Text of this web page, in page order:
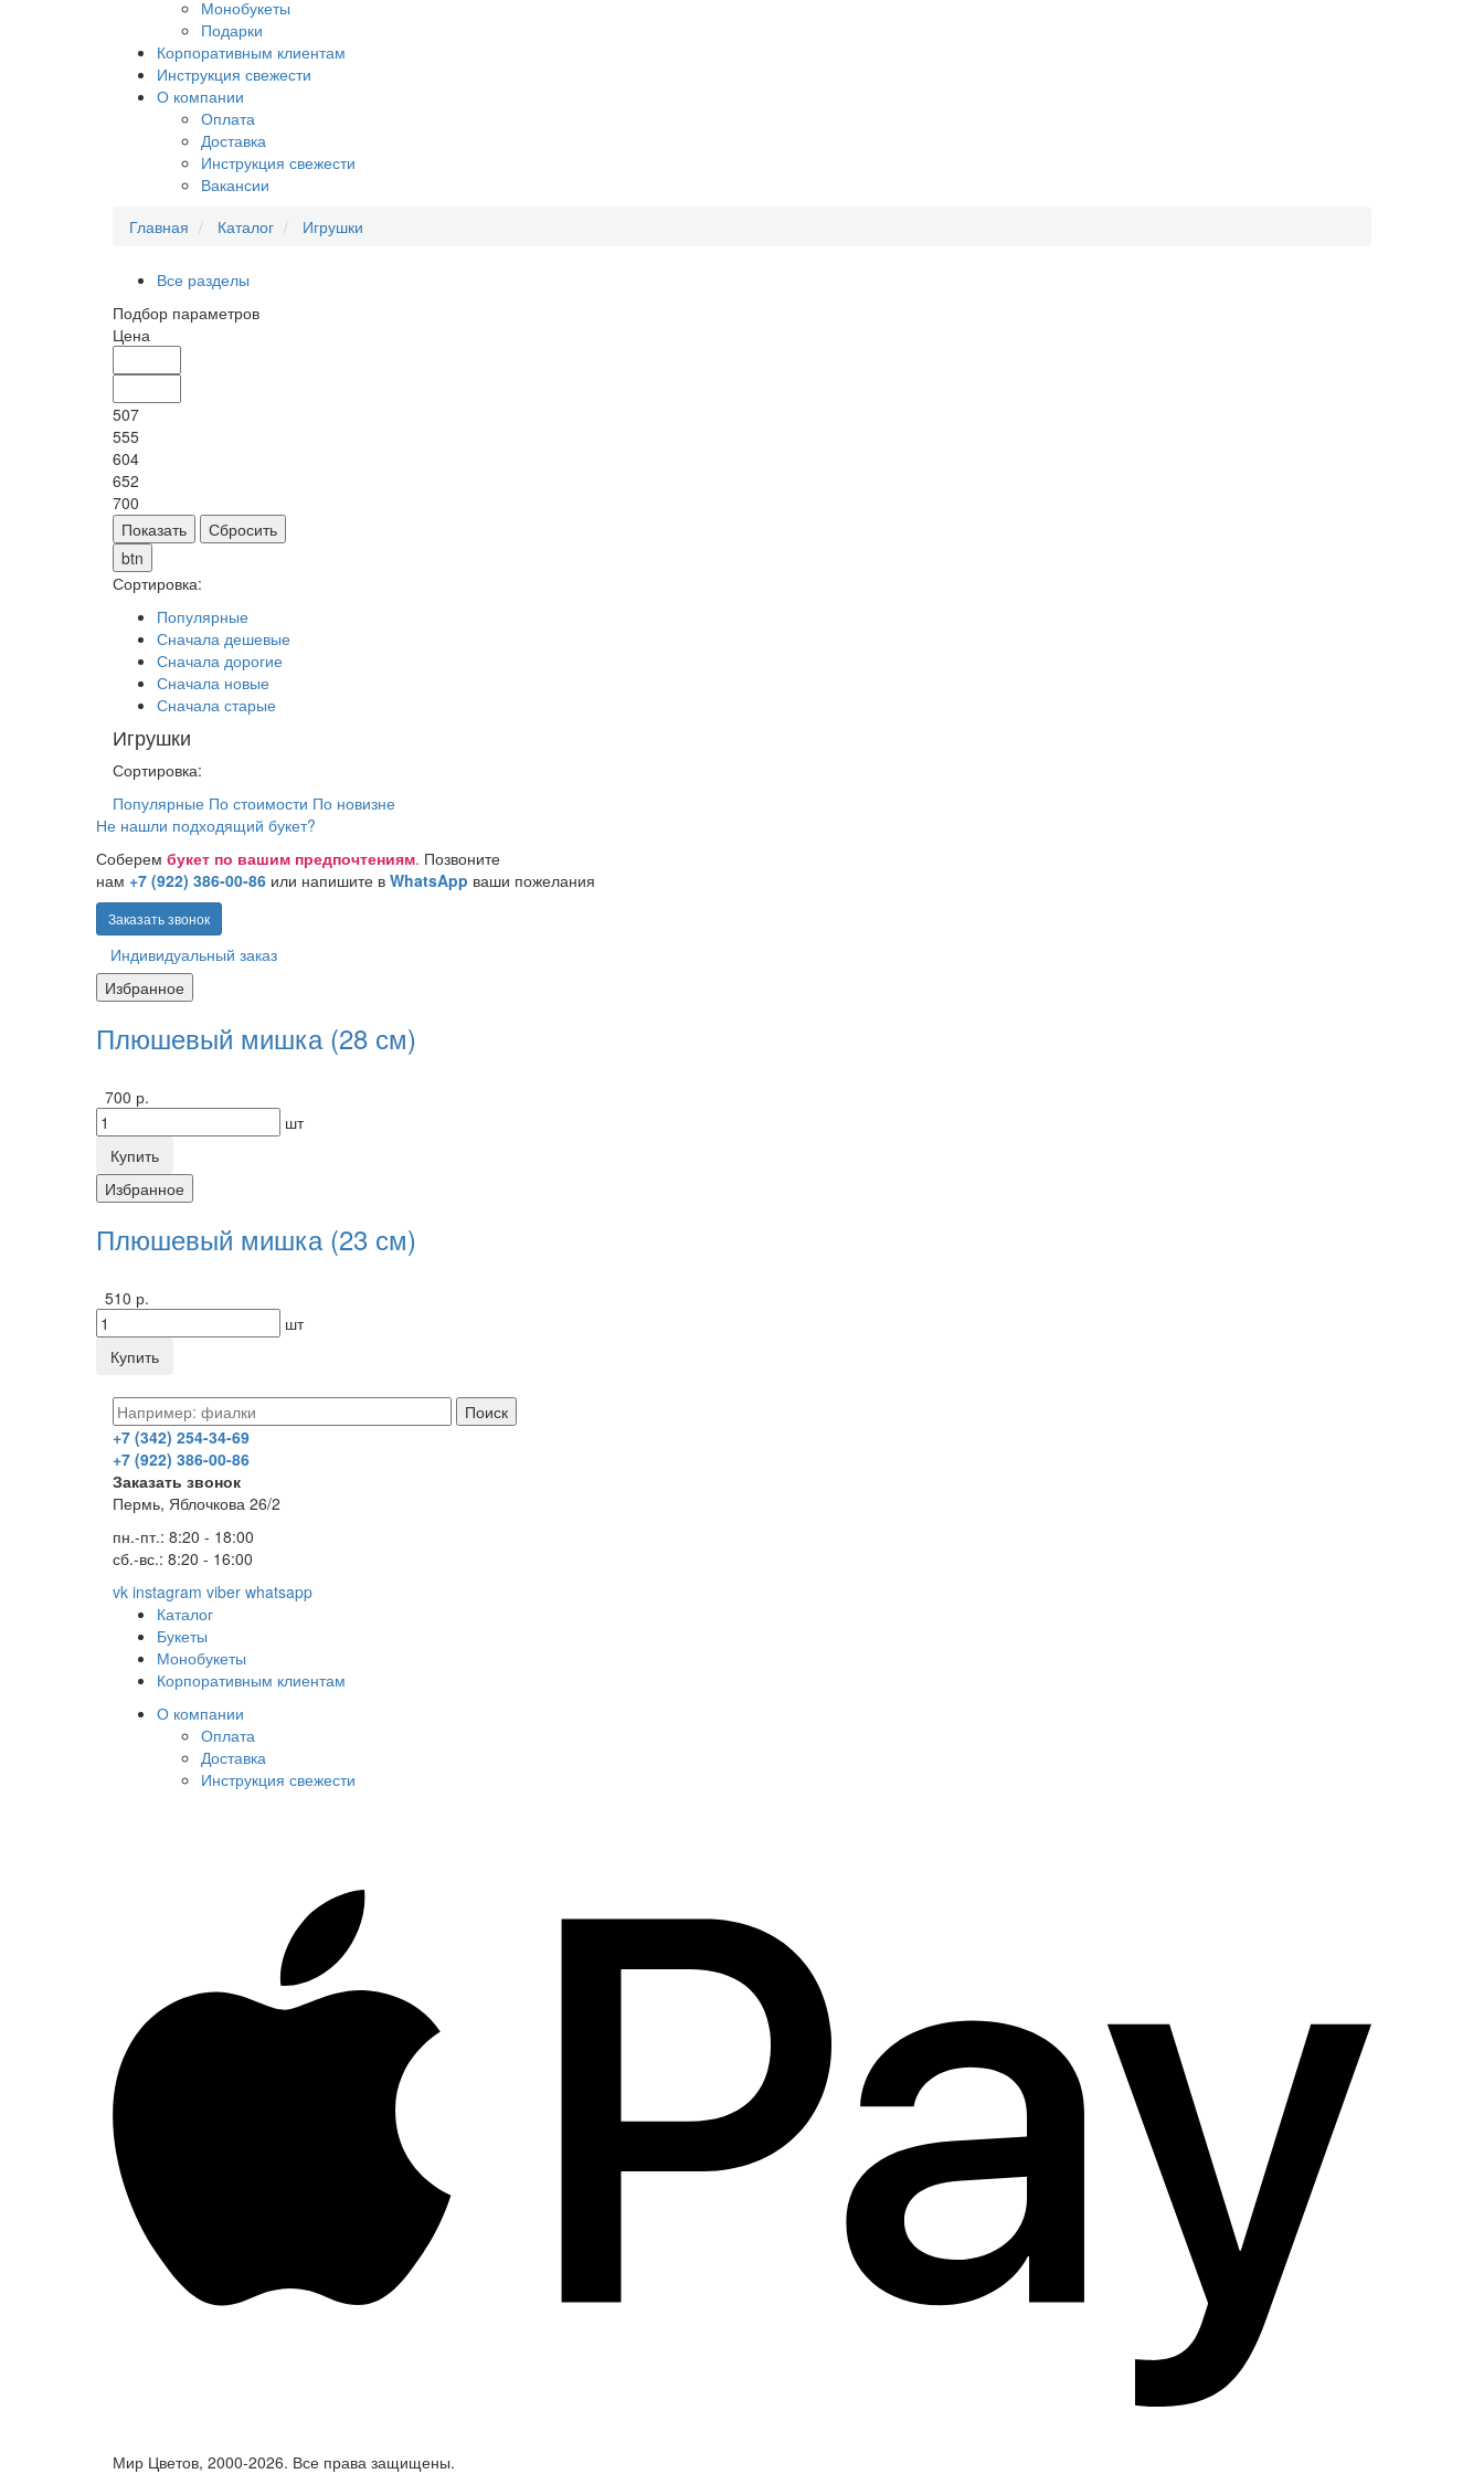
Монобукеты
Подарки
Корпоративным клиентам
Инструкция свежести
О компании
Оплата
Доставка
Инструкция свежести
Вакансии
Главная
Каталог Игрушки
Все разделы
Подбор параметров
Цена
507
555
604
652
700
btn
Сортировка:
Популярные
Сначала дешевые
Сначала дорогие
Сначала новые
Сначала старые
Игрушки
Сортировка:
Популярные По стоимости По новизне
Не нашли подходящий букет?
Соберем букет по вашим предпочтениям. Позвоните
нам +7 (922) 386-00-86 или напишите в WhatsApp ваши пожелания
Заказать звонок
Индивидуальный заказ
Избранное
Плюшевый мишка (28 см)
700 р.
шт
Купить
Избранное
Плюшевый мишка (23 см)
510 р.
шт
Купить
+7 (342) 254-34-69
+7 (922) 386-00-86
Заказать звонок
Пермь, Яблочкова 26/2
пн.-пт.: 8:20 - 18:00
сб.-вс.: 8:20 - 16:00
vk instagram viber whatsapp
Каталог
Букеты
Монобукеты
Корпоративным клиентам
О компании
Оплата
Доставка
Инструкция свежести
Мир Цветов, 2000-2026. Все права защищены.